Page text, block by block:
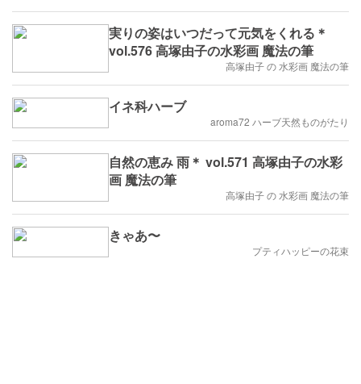
実りの姿はいつだって元気をくれる＊
vol.576 高塚由子の水彩画 魔法の筆
高塚由子 の 水彩画 魔法の筆
イネ科ハーブ
aroma72 ハーブ天然ものがたり
自然の恵み 雨＊ vol.571 高塚由子の水彩
画 魔法の筆
高塚由子 の 水彩画 魔法の筆
きゃあ〜
プティハッピーの花束